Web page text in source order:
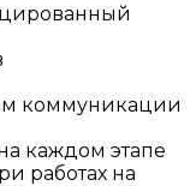
коммуникации
каждом этапе
работах на